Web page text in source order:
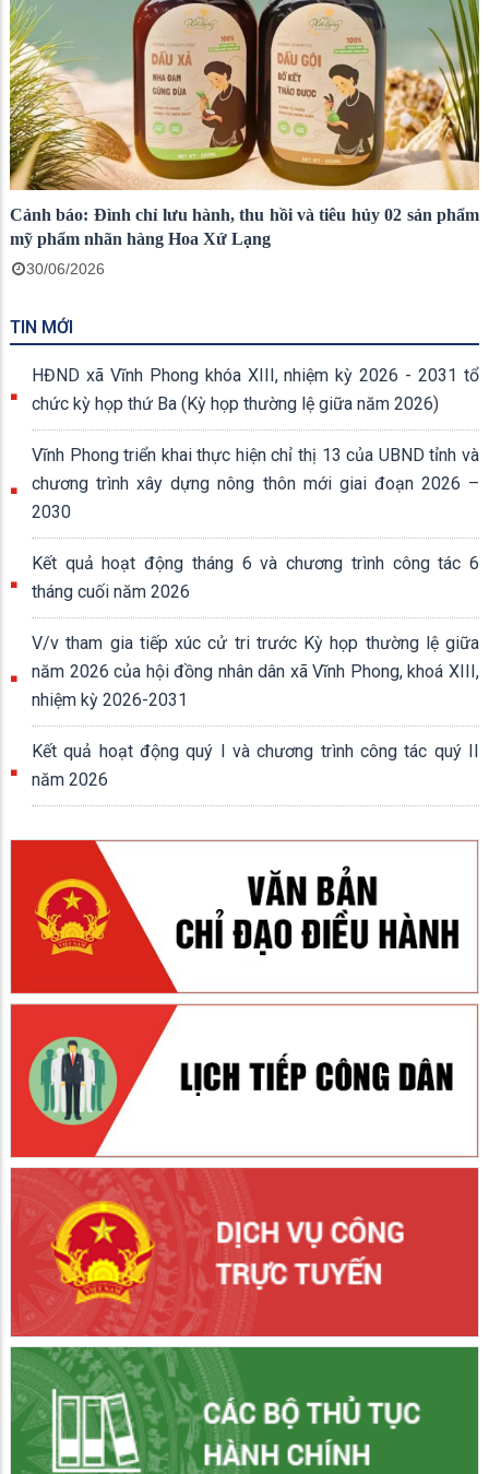
Cảnh báo: Đình chỉ lưu hành, thu hồi và tiêu hủy 02 sản phẩm
mỹ phẩm nhãn hàng Hoa Xứ Lạng
30/06/2026
TIN MỚI
HĐND xã Vĩnh Phong khóa XIII, nhiệm kỳ 2026 - 2031 tổ
chức kỳ họp thứ Ba (Kỳ họp thường lệ giữa năm 2026)
Vĩnh Phong triển khai thực hiện chỉ thị 13 của UBND tỉnh và
chương trình xây dựng nông thôn mới giai đoạn 2026 –
2030
Kết quả hoạt động tháng 6 và chương trình công tác 6
tháng cuối năm 2026
V/v tham gia tiếp xúc cử tri trước Kỳ họp thường lệ giữa
năm 2026 của hội đồng nhân dân xã Vĩnh Phong, khoá XIII,
nhiệm kỳ 2026-2031
Kết quả hoạt động quý I và chương trình công tác quý II
năm 2026